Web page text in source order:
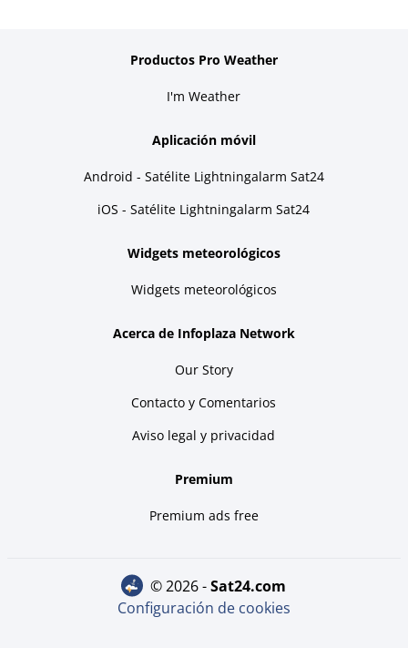
Productos Pro Weather
I'm Weather
Aplicación móvil
Android - Satélite Lightningalarm Sat24
iOS - Satélite Lightningalarm Sat24
Widgets meteorológicos
Widgets meteorológicos
Acerca de Infoplaza Network
Our Story
Contacto y Comentarios
Aviso legal y privacidad
Premium
Premium ads free
© 2026 - sat24.com
Configuración de cookies